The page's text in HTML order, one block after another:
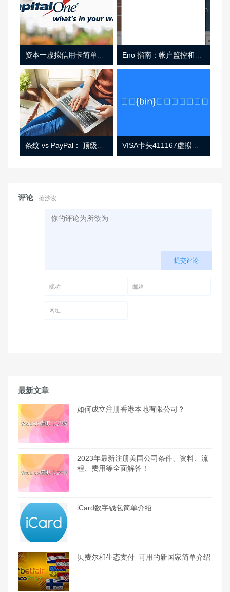
资本一虚拟信用卡简单介绍
条纹 vs PayPal： 顶级功能， 定价 （和更多！ VISA卡头411167虚拟卡基础信息
评论 抢沙发
提交评论
最新文章
如何成立注册香港本地有限公司？
2023年最新注册美国公司条件、资料、流
程、费用等全面解答！
iCard数字钱包简单介绍
贝费尔和生态支付–可用的新国家简单介绍